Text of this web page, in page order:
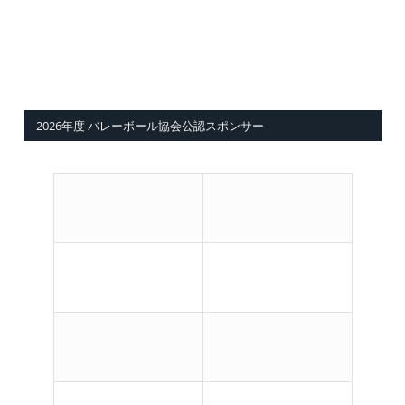
2026年度 バレーボール協会公認スポンサー